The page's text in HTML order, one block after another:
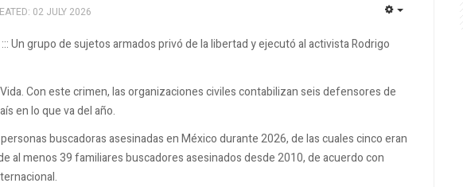
02 JULY 2026
Un grupo de sujetos armados privó de la libertad y ejecutó al activista Rodrigo
Con este crimen, las organizaciones civiles contabilizan seis defensores de
en lo que va del año.
buscadoras asesinadas en México durante 2026, de las cuales cinco eran
al menos 39 familiares buscadores asesinados desde 2010, de acuerdo con